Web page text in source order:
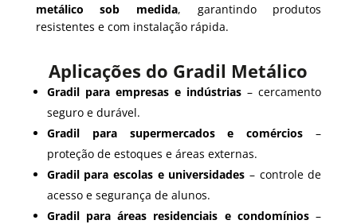
metálico sob medida, garantindo produtos
resistentes e com instalação rápida.
Aplicações do Gradil Metálico
Gradil para empresas e indústrias – cercamento
seguro e durável.
Gradil para supermercados e comércios –
proteção de estoques e áreas externas.
Gradil para escolas e universidades – controle de
acesso e segurança de alunos.
Gradil para áreas residenciais e condomínios–